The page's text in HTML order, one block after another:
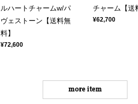
ルハートチャームw/パ
ヴェストーン【送料無
料】
¥72,600
チャーム【送
¥62,700
more item